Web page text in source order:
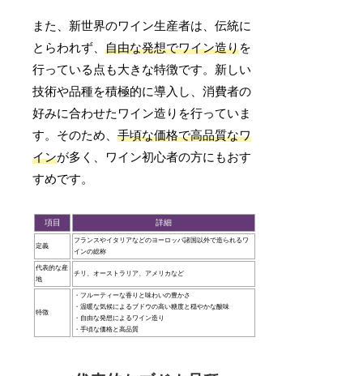
また、新世界のワイン生産者は、伝統に
とらわれず、自由な発想でワイン造りを
行っている点も大きな特徴です。新しい
技術や品種を積極的に導入し、消費者の
好みに合わせたワイン造りを行っていま
す。そのため、手頃な価格で高品質なワ
インが多く、ワイン初心者の方にもおす
すめです。
項目 詳細
定義
フランスやイタリアなどのヨーロッパ諸国以外で造られるワ
インの総称
代表的な産
地
チリ、オーストラリア、アメリカなど
特徴
・フルーティーな香りと味わいの豊かさ
・温暖な気候によるブドウの高い糖度と穏やかな酸味
・自由な発想によるワイン造り
・手頃な価格と高品質